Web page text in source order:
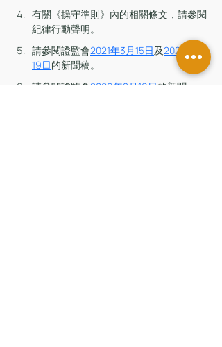
有關《操守準則》內的相關條文，請參閱
紀律行動聲明。
請參閱證監會2021年3月15日及2021年7月
19日的新聞稿。
請參閱證監會2009年8月19日的新聞